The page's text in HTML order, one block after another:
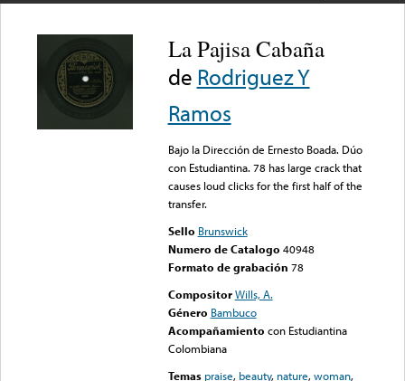
La Pajisa Cabaña
de Rodriguez Y
Ramos
Bajo la Dirección de Ernesto Boada. Dúo
con Estudiantina. 78 has large crack that
causes loud clicks for the first half of the
transfer.
Sello Brunswick
Numero de Catalogo 40948
Formato de grabación 78
Compositor Wills, A.
Género Bambuco
Acompañamiento con Estudiantina
Colombiana
Temas praise, beauty, nature,woman,